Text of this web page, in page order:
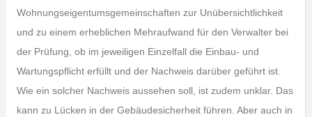
Wohnungseigentumsgemeinschaften zur Unübersichtlichkeit
und zu einem erheblichen Mehraufwand für den Verwalter bei
der Prüfung, ob im jeweiligen Einzelfall die Einbau- und
Wartungspflicht erfüllt und der Nachweis darüber geführt ist.
Wie ein solcher Nachweis aussehen soll, ist zudem unklar. Das
kann zu Lücken in der Gebäudesicherheit führen. Aber auch in